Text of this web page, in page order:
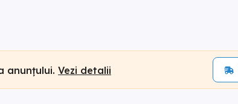
anunțului. Vezi detalii